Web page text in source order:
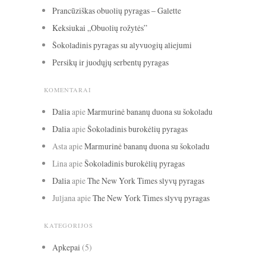
Prancūziškas obuolių pyragas – Galette
Keksiukai „Obuolių rožytės”
Šokoladinis pyragas su alyvuogių aliejumi
Persikų ir juodųjų serbentų pyragas
KOMENTARAI
DaliaapieMarmurinė bananų duona su šokoladu
DaliaapieŠokoladinis burokėlių pyragas
AstaapieMarmurinė bananų duona su šokoladu
LinaapieŠokoladinis burokėlių pyragas
DaliaapieThe New York Times slyvų pyragas
JuljanaapieThe New York Times slyvų pyragas
KATEGORIJOS
Apkepai (5)